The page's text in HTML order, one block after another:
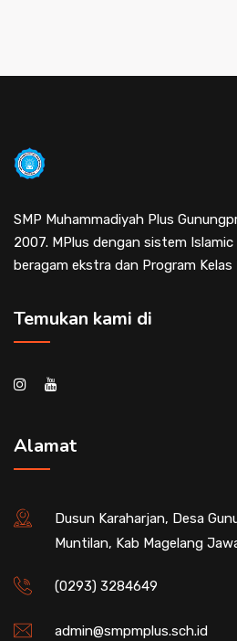
SMP Muhammadiyah Plus
2007. MPlus dengan sistem
beragam ekstra dan Program Kelas
Temukan kami di
Alamat
Dusun Karaharjan, Desa
Muntilan, Kab Magelang
(0293) 3284649
admin@smpmplus.sch.id